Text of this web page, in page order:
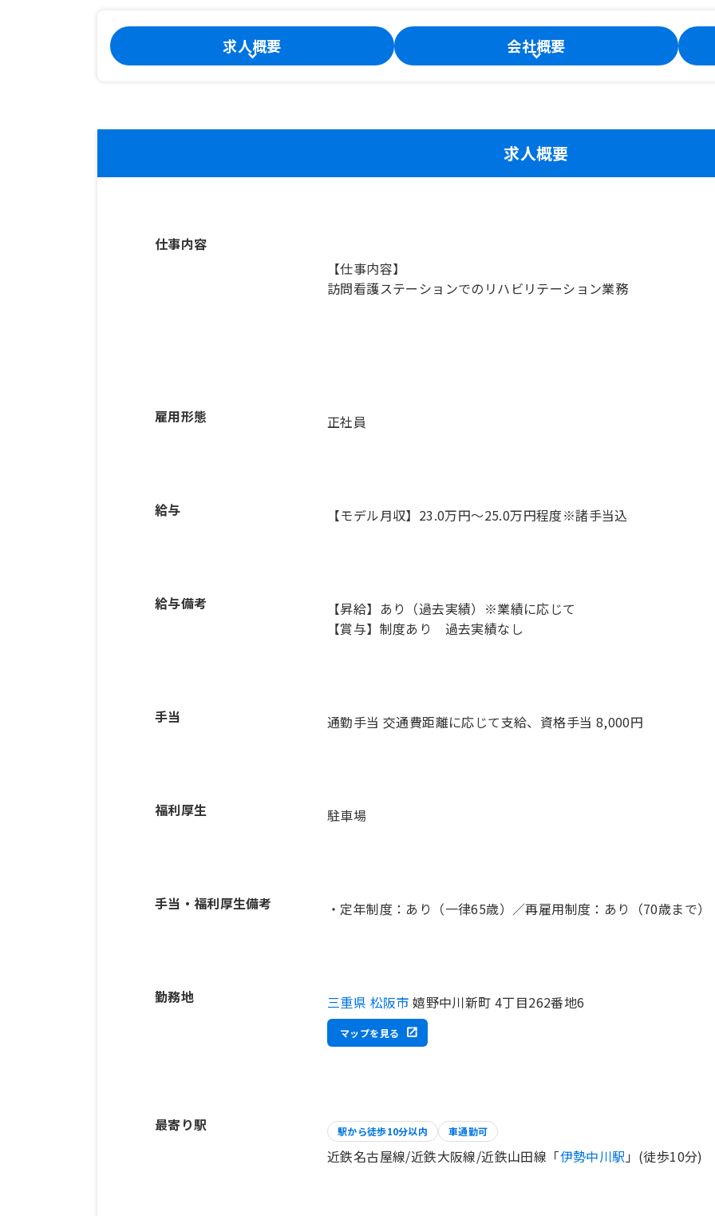
求人概要 会社概要
求人概要
仕事内容
【仕事内容】
訪問看護ステーションでのリハビリテーション業務
雇用形態 正社員
給与 【モデル月収】23.0万円〜25.0万円程度※諸手当込
給与備考
【昇給】あり（過去実績）※業績に応じて
【賞与】制度あり 過去実績なし
手当 通勤手当 交通費距離に応じて支給、資格手当 8,000円
福利厚生 駐車場
手当・福利厚生備考 ・定年制度：あり（一律65歳）／再雇用制度：あり（70歳まで）
勤務地 三重県 松阪市 嬉野中川新町 4丁目262番地6
マップを見る
最寄り駅 駅から徒歩10分以内 車通勤可
近鉄名古屋線/近鉄大阪線/近鉄山田線「伊勢中川駅 」(徒歩10分)